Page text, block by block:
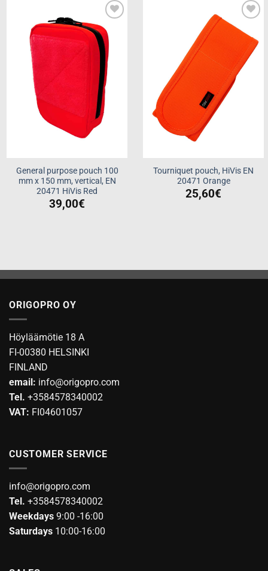
Add to
wishlist
General purpose pouch 100
mm x 150 mm, vertical, EN
20471 HiVis Red
39,00€
Add to
wishlist
Tourniquet pouch, HiVis EN
20471 Orange
25,60€
ORIGOPRO OY
Höyläämötie 18 A
FI-00380 HELSINKI
FINLAND
email: info@origopro.com
Tel. +3584578340002
VAT: FI04601057
CUSTOMER SERVICE
info@origopro.com
Tel. +3584578340002
Weekdays 9:00 -16:00
Saturdays 10:00-16:00